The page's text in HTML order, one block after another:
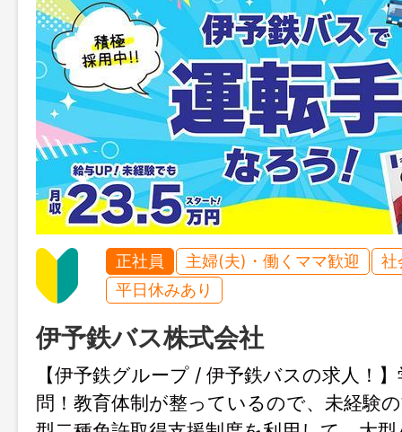
正社員 主婦(夫)・働くママ歓迎
社
平日休みあり
伊予鉄バス株式会社
【伊予鉄グループ / 伊予鉄バスの求人！
問！教育体制が整っているので、未経験